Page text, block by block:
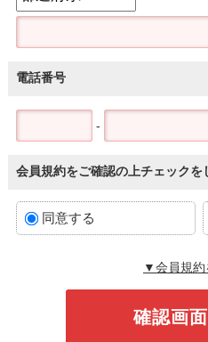
電話番号
-
会員規約をご確認の上チェックを
同意する
▼会員規